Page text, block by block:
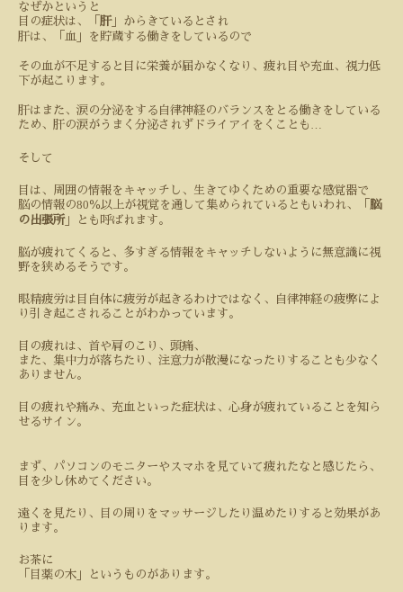
なぜかというと
目の症状は、「 肝」からきているとされ
肝は、「血」を貯蔵する働きをしているので
その血が不足すると目に栄養が届かなくなり、疲れ目や充血、視力低
下が起こります。
肝はまた、涙の分泌をする自律神経のバランスをとる働きをしている
ため、肝の涙がうまく分泌されずドライアイをくことも …
そして
目は、周囲の情報をキャッチし、生きてゆくための重要な感覚器で
脳の情報の80％以上が視覚を通して集められているともいわれ、「 脳
の出張所」とも呼ばれます。
脳が疲れてくると、多すぎる情報をキャッチしないように無意識に視
野を狭めるそうです。
眼精疲労は目自体に疲労が起きるわけではなく、自律神経の疲弊によ
り引き起こされることがわかっています。
目の疲れは、首や肩のこり、頭痛、
また、集中力が落ちたり、注意力が散漫になったりすることも少なく
ありません。
目の疲れや痛み、充血といった症状は、心身が疲れていることを知ら
せるサイン。
まず、パソコンのモニターやスマホを見ていて疲れたなと感じたら、
目を少し休めてください。
遠くを見たり、目の周りをマッサージしたり温めたりすると効果があ
ります。
お茶に
「目薬の木」というものがあります。